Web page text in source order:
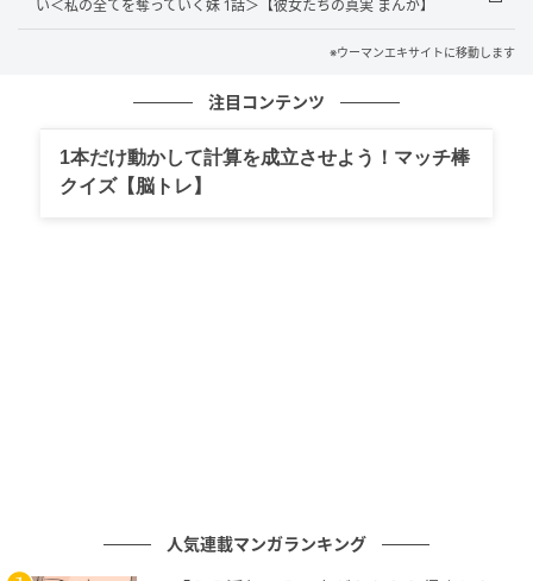
い＜私の全てを奪っていく妹 1話＞【彼女たちの真実 まんが】
※ウーマンエキサイトに移動します
注目コンテンツ
1本だけ動かして計算を成立させよう！マッチ棒
クイズ【脳トレ】
人気連載マンガランキング